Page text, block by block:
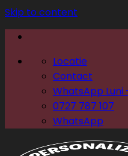
Skip to content
Locatie
Contact
WhatsApp Luni
0727 787 107
WhatsApp